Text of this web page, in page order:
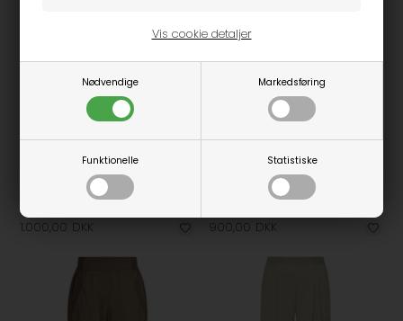
Nødvendige Markedsføring
Funktionelle Statistiske
Vis cookie detaljer
1.000,00 DKK 900,00 DKK